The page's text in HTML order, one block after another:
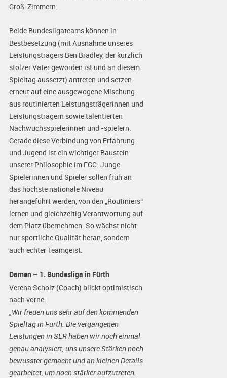
Groß-Zimmern.
Beide Bundesligateams können in
Bestbesetzung (mit Ausnahme unseres
Leistungsträgers Ben Bradley, der kürzlich
stolzer Vater geworden ist und an diesem
Spieltag aussetzt) antreten und setzen
erneut auf eine ausgewogene Mischung
aus routinierten Leistungsträgerinnen und
Leistungsträgern sowie talentierten
Nachwuchsspielerinnen und -spielern.
Gerade diese Verbindung von Erfahrung
und Jugend ist ein wichtiger Baustein
unserer Philosophie im FGC: Junge
Spielerinnen und Spieler sollen früh an
das höchste nationale Niveau
herangeführt werden, von den „Routiniers“
lernen und gleichzeitig Verantwortung auf
dem Platz übernehmen. So wächst nicht
nur sportliche Qualität heran, sondern
auch echter Teamgeist.
Damen – 1. Bundesliga in Fürth
Verena Scholz (Coach) blickt optimistisch
nach vorne:
„Wir freuen uns sehr auf den kommenden
Spieltag in Fürth. Die vergangenen
Leistungen in SLR haben wir noch einmal
genau analysiert, uns unsere Stärken noch
bewusster gemacht und an kleinen Details
gearbeitet, um noch stärker aufzutreten.